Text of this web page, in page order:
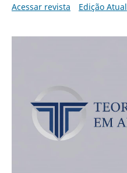
Acessar revista
Edição Atual